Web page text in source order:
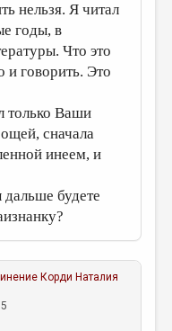
нельзя. Я читал
годы, в
Что это
и говорить. Это
только Ваши
сначала
инеем, и
дальше будете
Корди Наталия